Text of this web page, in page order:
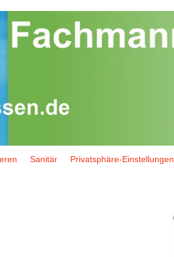
Sanitär Privatsphäre-Einstellungen